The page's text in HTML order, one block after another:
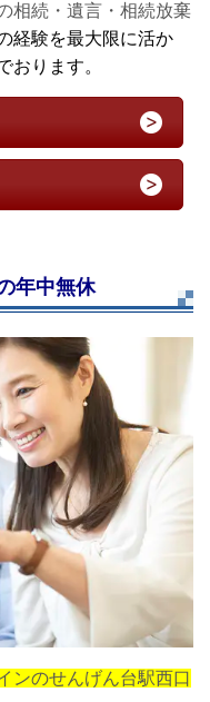
相続・遺言・相続放棄
経験を最大限に活か
おります。
年中無休
ンのせんげん台駅西口